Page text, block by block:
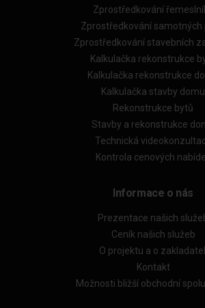
Zprostředkování
Zprostředkování samotných
Zprostředkování stavebních
Kalkulačka rekonstrukce
Kalkulačka rekonstrukce
Kalkulačka stavby domu
Rekonstrukce bytů
Stavby a rekonstrukce
Technická
Kontrola cenových
Informace o nás
Prezentace našich
Ceník našich služeb
O projektu a o
Kontakt
Možnosti bližší obchodní